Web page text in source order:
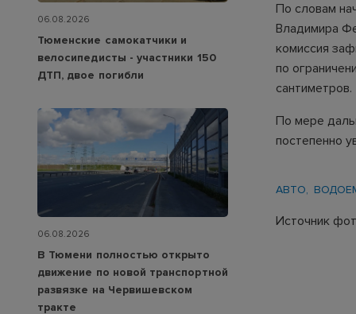
По словам
Владимира
комиссия
по
сантиметров.
По мере
постепенно
АВТО
Источник
06.08.2026
Тюменские самокатчики и
велосипедисты - участники 150
ДТП, двое погибли
06.08.2026
В Тюмени полностью открыто
движение по новой транспортной
развязке на Червишевском
тракте